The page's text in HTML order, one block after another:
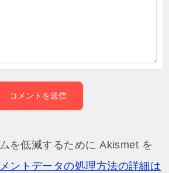
を低減するために Akismet を
ントデータの処理方法の詳細は